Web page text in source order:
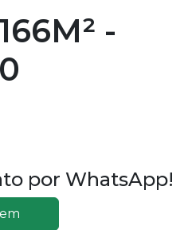
-
por WhatsApp!